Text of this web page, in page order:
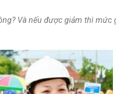
Và nếu được giảm thì mức